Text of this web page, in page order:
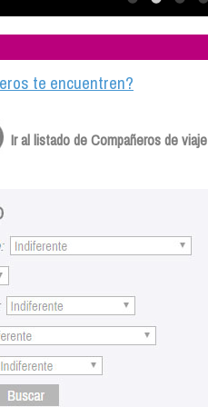
te encuentren?
Ir al listado de Compañeros de viaje